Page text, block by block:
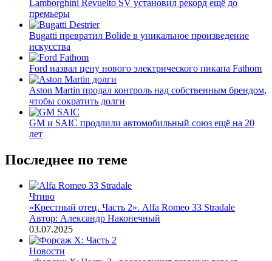
Lamborghini Revuelto SV установил рекорд ещё до
премьеры
Bugatti превратил Bolide в уникальное произведение
искусства
Ford назвал цену нового электрического пикапа Fathom
Aston Martin продал контроль над собственным брендом,
чтобы сократить долги
GM и SAIC продлили автомобильный союз ещё на 20
лет
Последнее по теме
Чтиво
«Крестный отец. Часть 2». Alfa Romeo 33 Stradale
Автор: Александр Наконечный
03.07.2025
Новости